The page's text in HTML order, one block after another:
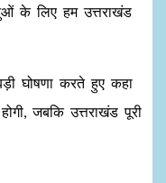
के लिए हम उत्तराखंड
घोषणा करते हुए कहा
जबकि उत्तराखंड पूरी